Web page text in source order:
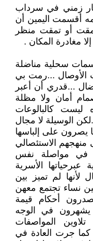
زمني في سرداب
أقسمت اليمين أن
أو تمقت منظر
مغادرة المكان .
سحلية مناضلة
الأوصال ...رمت بي
...قدري أن أعبر
أمان ولا مظلة
كالبالوعات
الوسيلة لا مجال
يصرون على إلباسها
الاستئصالي
في مواصلة نفس
عبرحياتها الأسرية
لأنها لم تميز بين
نساء تجتمع معهن
أحكام قيمة
يشهرون في الوجه
تلاوين المواصفات
جرت العادة في